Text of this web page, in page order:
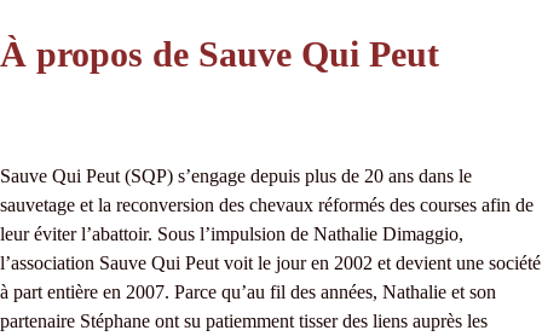
À propos de Sauve Qui Peut
Sauve Qui Peut (SQP) s’engage depuis plus de 20 ans dans le
sauvetage et la reconversion des chevaux réformés des courses afin de
leur éviter l’abattoir. Sous l’impulsion de Nathalie Dimaggio,
l’association Sauve Qui Peut voit le jour en 2002 et devient une société
à part entière en 2007. Parce qu’au fil des années, Nathalie et son
partenaire Stéphane ont su patiemment tisser des liens auprès les